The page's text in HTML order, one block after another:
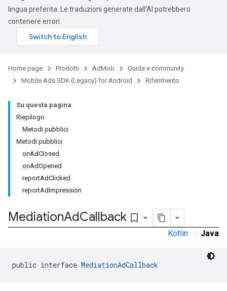
lingua preferita. Le traduzioni generate dall'AI potrebbero
contenere errori.
Home page Prodotti AdMob
Guida e community
Mobile Ads SDK (Legacy) for Android
Riferimento
Su questa pagina
Riepilogo
Metodi pubblici
Metodi pubblici
onAdClosed
onAdOpened
reportAdClicked
reportAdImpression
MediationAdCallback bookmark_border
Kotlin | Java
public interface MediationAdCallback